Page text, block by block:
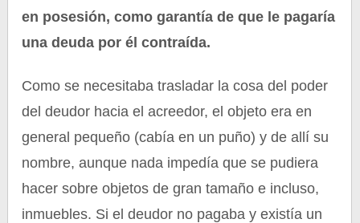
en posesión, como garantía de que le pagaría
una deuda por él contraída.
Como se necesitaba trasladar la cosa del poder
del deudor hacia el acreedor, el objeto era en
general pequeño (cabía en un puño) y de allí su
nombre, aunque nada impedía que se pudiera
hacer sobre objetos de gran tamaño e incluso,
inmuebles. Si el deudor no pagaba y existía un